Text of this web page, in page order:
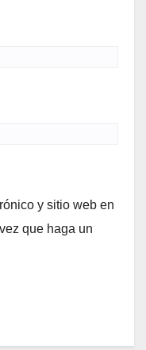
y sitio web en
que haga un